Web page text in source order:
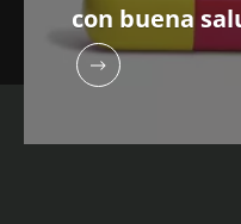
con buena
exposición a